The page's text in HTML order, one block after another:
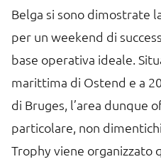
Belga si sono dimostrate
per un weekend di
base operativa ideale.
marittima di Ostend e a
di Bruges, l’area dunque
particolare, non
Trophy viene organizzato